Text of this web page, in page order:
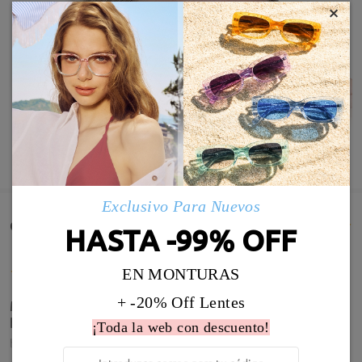
MOSTRAR MÁS
Comentarios de Clientes(550)
Me han encantado!!! Son súper ligeras y más
bonitas de lo que se ven en la página!!
by
×
Exclusivo Para Nuevos
HASTA -99% OFF
EN MONTURAS
+ -20% Off Lentes
¡Toda la web con descuento!